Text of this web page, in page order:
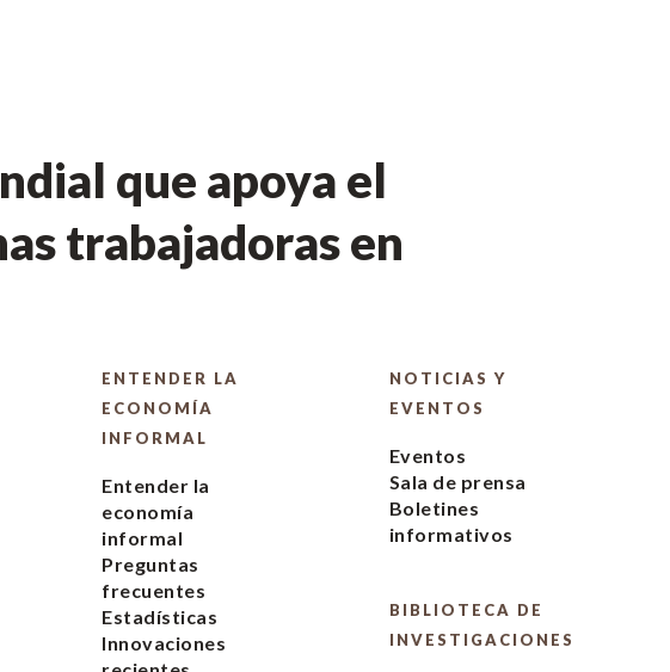
que apoya el
trabajadoras en
ENTENDER LA
ECONOMÍA
INFORMAL
Entender la
economía
informal
Preguntas
frecuentes
Estadísticas
Innovaciones
NOTICIAS Y
EVENTOS
Eventos
Sala de prensa
Boletines
informativos
BIBLIOTECA DE
INVESTIGACIONES